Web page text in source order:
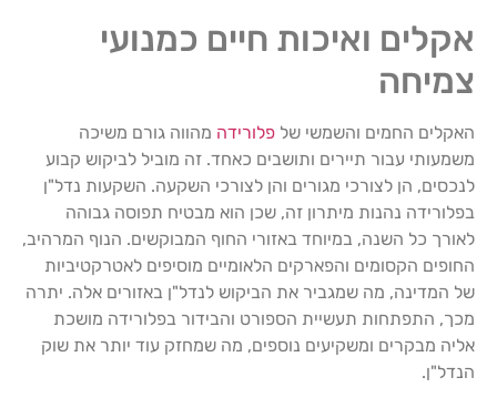
אקלים ואיכות חיים כמנועי
צמיחה
האקלים החמים והשמשי של פלורידה מהווה גורם משיכה
משמעותי עבור תיירים ותושבים כאחד. זה מוביל לביקוש קבוע
לנכסים, הן לצורכי מגורים והן לצורכי השקעה. השקעות נדל"ן
בפלורידה נהנות מיתרון זה, שכן הוא מבטיח תפוסה גבוהה
לאורך כל השנה, במיוחד באזורי החוף המבוקשים. הנוף המרהיב,
החופים הקסומים והפארקים הלאומיים מוסיפים לאטרקטיביות
של המדינה, מה שמגביר את הביקוש לנדל"ן באזורים אלה. יתרה
מכך, התפתחות תעשיית הספורט והבידור בפלורידה מושכת
אליה מבקרים ומשקיעים נוספים, מה שמחזק עוד יותר את שוק
הנדל"ן.